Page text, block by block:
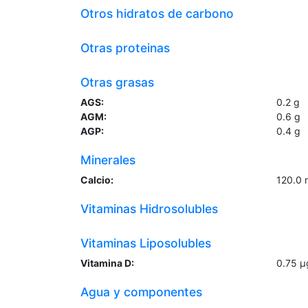
Otros hidratos de carbono
Otras proteinas
Otras grasas
AGS: 0.2 g
AGM:
0.6 g
AGP:
0.4 g
Minerales
Calcio: 120.0
Vitaminas Hidrosolubles
Vitaminas Liposolubles
Vitamina D: 0.75
Agua y componentes